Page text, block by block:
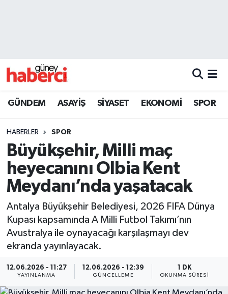
GÜNDEM ASAYİŞ SİYASET EKONOMİ SPOR
HABERLER SPOR
Büyükşehir, Milli maç
heyecanını Olbia Kent
Meydanı’nda yaşatacak
Antalya Büyükşehir Belediyesi, 2026 FIFA Dünya
Kupası kapsamında A Milli Futbol Takımı’nın
Avustralya ile oynayacağı karşılaşmayı dev
ekranda yayınlayacak.
12.06.2026 - 11:27
YAYINLANMA
12.06.2026 - 12:39
GÜNCELLEME
1 DK
OKUNMA SÜRESI
Beyoğlu Trafik Yoğunluk Haritası
Son Dakika Haberleri
Haber Arşivi